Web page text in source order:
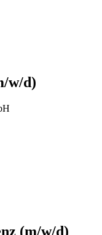
w/d)
(m/w/d)